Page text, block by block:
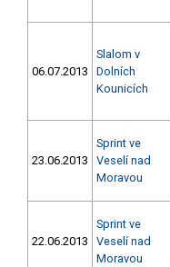
06.07.2013
Slalom v
Dolních
Kounicích
23.06.2013
Sprint ve
Veselí nad
Moravou
22.06.2013
Sprint ve
Veselí nad
Moravou